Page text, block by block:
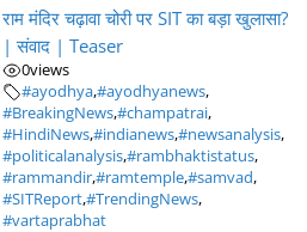
राम मंदिर चढ़ावा चोरी पर SIT का बड़ा खुलासा?
| संवाद | Teaser
0views
#ayodhya,#ayodhyanews,
#BreakingNews,#champatrai,
#HindiNews,#indianews,#newsanalysis,
#politicalanalysis,#rambhaktistatus,
#rammandir,#ramtemple,#samvad,
#SITReport,#TrendingNews,
#vartaprabhat